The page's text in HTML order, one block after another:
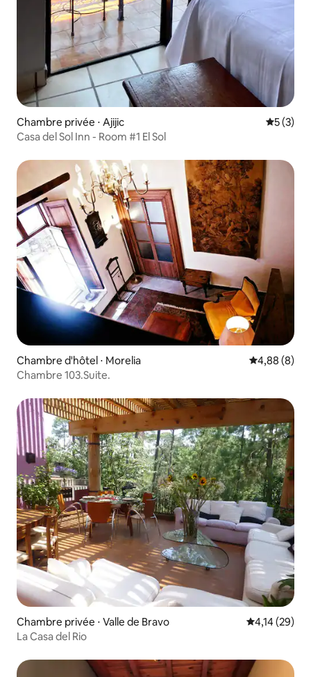
Chambre privée ⋅ Ajijic
5 (3)
Casa del Sol Inn - Room #1 El Sol
Chambre d'hôtel ⋅ Morelia Évaluation
4,88 (8)
Chambre 103.Suite.
Chambre privée ⋅ Valle de Bravo Évaluation
4,14 (29)
La Casa del Rio